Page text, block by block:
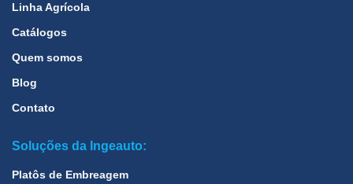
Linha Agrícola
Catálogos
Quem somos
Blog
Contato
Soluções da Ingeauto:
Platôs de Embreagem